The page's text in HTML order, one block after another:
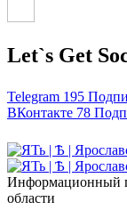
Let`s Get
Telegram 195
ВКонтакте 78
Информационный
области